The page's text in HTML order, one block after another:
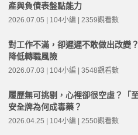
產與負債表盤點能力
2026.07.05 | 104小編 | 2359觀看數
對工作不滿，卻遲遲不敢做出改變
降低轉職風險
2026.07.03 | 104小編 | 3548觀看數
履歷無可挑剔，心裡卻很空虛？「
安全牌為何成毒藥？
2026.04.25 | 104小編 | 2550觀看數